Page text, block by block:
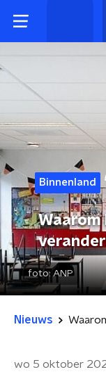
Binnenland
Waarom
foto: ANP
Nieuws
wo 5 oktober